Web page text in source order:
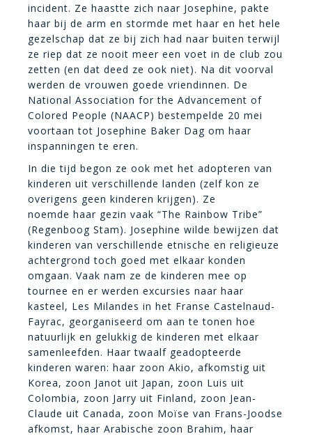
incident. Ze haastte zich naar Josephine, pakte
haar bij de arm en stormde met haar en het hele
gezelschap dat ze bij zich had naar buiten terwijl
ze riep dat ze nooit meer een voet in de club zou
zetten (en dat deed ze ook niet). Na dit voorval
werden de vrouwen goede vriendinnen. De
National Association for the Advancement of
Colored People (NAACP) bestempelde 20 mei
voortaan tot Josephine Baker Dag om haar
inspanningen te eren.
In die tijd begon ze ook met het adopteren van
kinderen uit verschillende landen (zelf kon ze
overigens geen kinderen krijgen). Ze
noemde haar gezin vaak “The Rainbow Tribe”
(Regenboog Stam). Josephine wilde bewijzen dat
kinderen van verschillende etnische en religieuze
achtergrond toch goed met elkaar konden
omgaan. Vaak nam ze de kinderen mee op
tournee en er werden excursies naar haar
kasteel, Les Milandes in het Franse Castelnaud-
Fayrac, georganiseerd om aan te tonen hoe
natuurlijk en gelukkig de kinderen met elkaar
samenleefden. Haar twaalf geadopteerde
kinderen waren: haar zoon Akio, afkomstig uit
Korea, zoon Janot uit Japan, zoon Luis uit
Colombia, zoon Jarry uit Finland, zoon Jean-
Claude uit Canada, zoon Moïse van Frans-Joodse
afkomst, haar Arabische zoon Brahim, haar